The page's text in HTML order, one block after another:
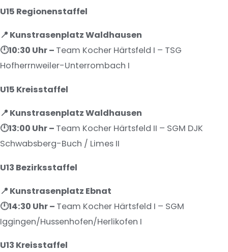
U15 Regionenstaffel
📍 Kunstrasenplatz Waldhausen
🕛10:30 Uhr – Team Kocher Härtsfeld I – TSG
Hofherrnweiler-Unterrombach I
U15 Kreisstaffel
📍 Kunstrasenplatz Waldhausen
🕛13:00 Uhr – Team Kocher Härtsfeld II – SGM DJK
Schwabsberg-Buch / Limes II
U13 Bezirksstaffel
📍 Kunstrasenplatz Ebnat
🕛14:30 Uhr – Team Kocher Härtsfeld I – SGM
Iggingen/Hussenhofen/Herlikofen I
U13 Kreisstaffel